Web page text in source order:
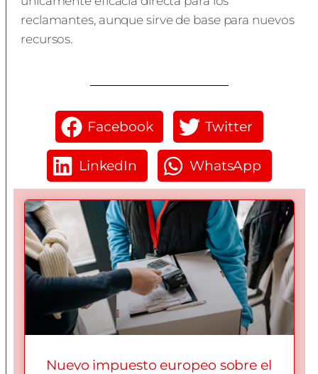
reclamantes, aunque sirve de base para nuevos
recursos.
Facebook Twitter
LinkedIn WhatsApp
Nuevo impuesto europeo sobre el